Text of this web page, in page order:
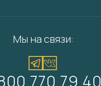
Мы на связи:
770 79 40